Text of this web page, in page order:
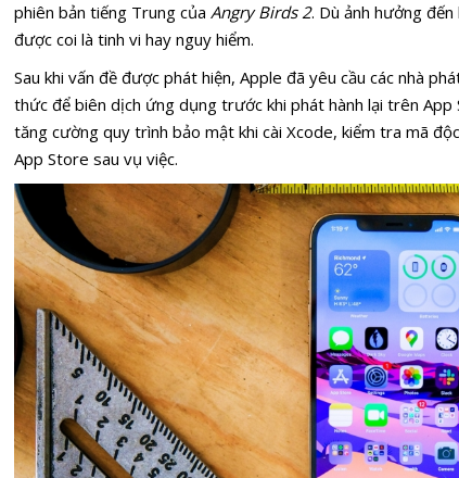
phiên bản tiếng Trung của Angry Birds 2. Dù ảnh hưởng
được coi là tinh vi hay nguy hiểm.
Sau khi vấn đề được phát hiện, Apple đã yêu cầu các nhà
thức để biên dịch ứng dụng trước khi phát hành lại trên App
tăng cường quy trình bảo mật khi cài Xcode, kiểm tra mã
App Store sau vụ việc.